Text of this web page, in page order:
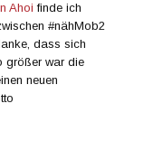
Ahoi finde ich
#nähMob2
dass sich
größer war die
neuen